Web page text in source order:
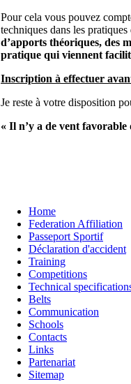
Pour cela vous pouvez
techniques dans les
d’apports théoriques, des
pratique qui viennent
Inscription à effectuer
Je reste à votre disposition
« Il n’y a de vent
Home
Federation Affiliation
Passeport Sportif
Déclaration d'accident
Training
Competitions
Technical
Belts
Communication
Schools
Contacts
Links
Partenariat
Sitemap